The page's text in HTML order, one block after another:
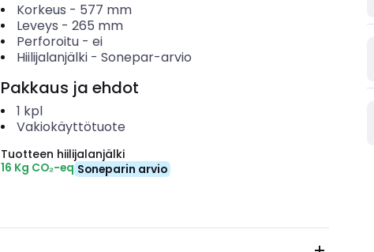
Korkeus - 577 mm
Leveys - 265 mm
Perforoitu- ei
Hiilijalanjälki- Sonepar-arvio
Pakkaus ja ehdot
1 kpl
Vakiokäyttötuote
Tuotteen hiilijalanjälki
16 Kg CO₂-eq Soneparin arvio